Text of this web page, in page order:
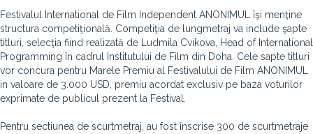
Festivalul International de Film Independent ANONIMUL îşi menţine
structura competiţională. Competiţia de lungmetraj va include şapte
titluri, selecţia fiind realizată de Ludmila Cvikova, Head of International
Programming în cadrul Institutului de Film din Doha. Cele sapte titluri
vor concura pentru Marele Premiu al Festivalului de Film ANONIMUL
in valoare de 3.000 USD, premiu acordat exclusiv pe baza voturilor
exprimate de publicul prezent la Festival.
Pentru sectiunea de scurtmetraj, au fost înscrise 300 de scurtmetraje